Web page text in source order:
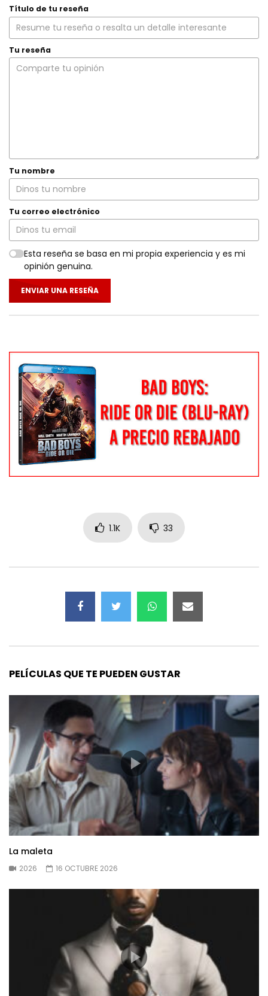
Título de tu reseña
Tu reseña
Tu nombre
Tu correo electrónico
Esta reseña se basa en mi propia experiencia y es mi
opinión genuina.
ENVIAR UNA RESEÑA
1.1K 33
PELÍCULAS QUE TE PUEDEN GUSTAR
La maleta
2026 16 OCTUBRE 2026